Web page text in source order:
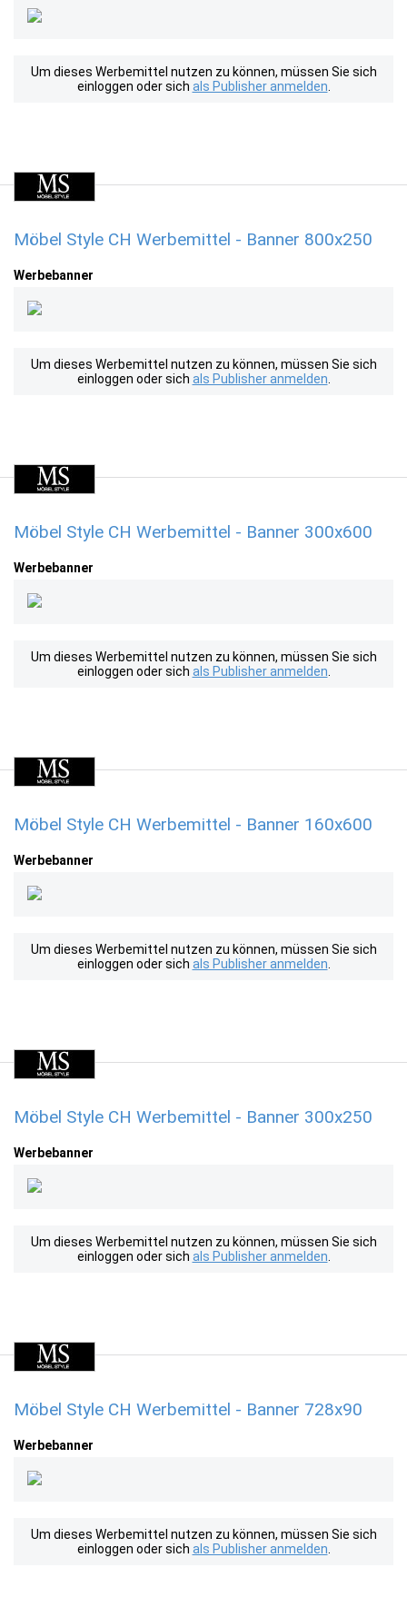
Um dieses Werbemittel nutzen zu können, müssen Sie sich
einloggen oder sich als Publisher anmelden
Möbel Style CH Werbemittel - Banner 800x250
Werbebanner
Um dieses Werbemittel nutzen zu können, müssen Sie sich
einloggen oder sich als Publisher anmelden
Möbel Style CH Werbemittel - Banner 300x600
Werbebanner
Um dieses Werbemittel nutzen zu können, müssen Sie sich
einloggen oder sich als Publisher anmelden
Möbel Style CH Werbemittel - Banner 160x600
Werbebanner
Um dieses Werbemittel nutzen zu können, müssen Sie sich
einloggen oder sich als Publisher anmelden
Möbel Style CH Werbemittel - Banner 300x250
Werbebanner
Um dieses Werbemittel nutzen zu können, müssen Sie sich
einloggen oder sich als Publisher anmelden
Möbel Style CH Werbemittel - Banner 728x90
Werbebanner
Um dieses Werbemittel nutzen zu können, müssen Sie sich
einloggen oder sich als Publisher anmelden